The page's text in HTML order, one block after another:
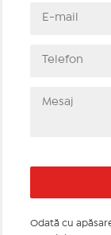
Odată cu